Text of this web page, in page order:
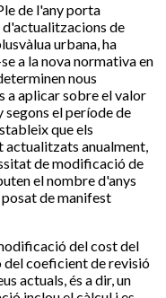
de l'any porta
de
urbana, ha
a la nova normativa en
nous
a aplicar sobre el valor
segons el període de
que els
anualment,
de modificació de
el nombre d'anys
de manifest
del cost del
del coeficient de revisió
actuals, és a dir, un